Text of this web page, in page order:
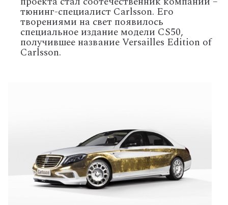
тюнинг-специалист Carlsson. Его
творениями на свет появилось
специальное издание модели CS50,
получившее название Versailles Edition of
Carlsson.